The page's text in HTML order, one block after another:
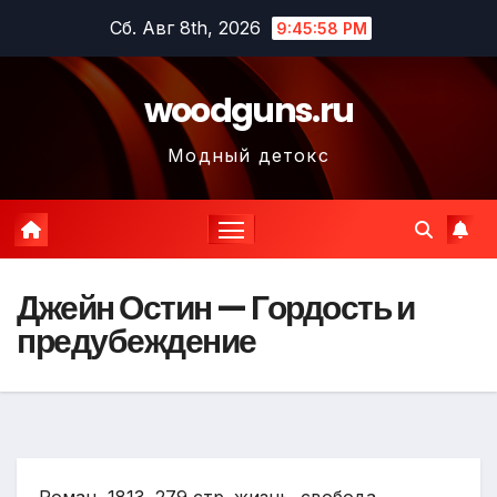
содержимому
Сб. Авг 8th, 2026 9:45:59 PM
woodguns.ru
Модный детокс
Джейн Остин — Гордость и
предубеждение